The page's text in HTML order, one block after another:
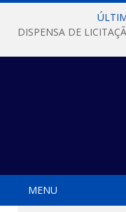
MENU